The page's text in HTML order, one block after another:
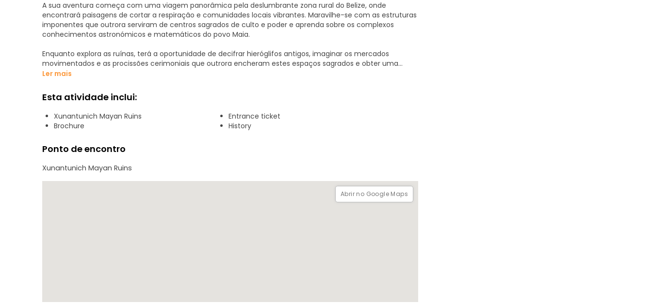
A sua aventura começa com uma viagem panorâmica pela deslumbrante zona rural do Belize, onde
encontrará paisagens de cortar a respiração e comunidades locais vibrantes. Maravilhe-se com as estruturas
imponentes que outrora serviram de centros sagrados de culto e poder e aprenda sobre os complexos
conhecimentos astronómicos e matemáticos do povo Maia.
Enquanto explora as ruínas, terá a oportunidade de decifrar hieróglifos antigos, imaginar os mercados
movimentados e as procissões cerimoniais que outrora encheram estes espaços sagrados e obter uma
compreensão mais profunda das intrincadas crenças sociais e religiosas dos Maias. O seu guia dará vida à
Para além da impressionante arquitetura, terá também a oportunidade de mergulhar na beleza natural da
selva circundante. Fique atento à vida selvagem exótica enquanto passeia pelas ruínas antigas. A
combinação de história, cultura e maravilhas naturais faz desta excursão ao templo maia uma experiência
inesquecível para viajantes de todas as idades.
Ler mais
Esta atividade inclui:
Xunantunich Mayan Ruins
Entrance ticket
Brochure
History
Ponto de encontro
Xunantunich Mayan Ruins
Abrir no Google Maps